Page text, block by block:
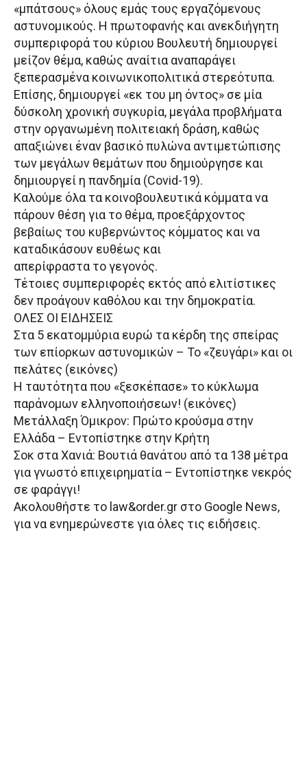
«μπάτσους» όλους εμάς τους εργαζόμενους
αστυνομικούς. Η πρωτοφανής και ανεκδιήγητη
συμπεριφορά του κύριου Βουλευτή δημιουργεί
μείζον θέμα, καθώς αναίτια αναπαράγει
ξεπερασμένα κοινωνικοπολιτικά στερεότυπα.
Επίσης, δημιουργεί «εκ του μη όντος» σε μία
δύσκολη χρονική συγκυρία, μεγάλα προβλήματα
στην οργανωμένη πολιτειακή δράση, καθώς
απαξιώνει έναν βασικό πυλώνα αντιμετώπισης
των μεγάλων θεμάτων που δημιούργησε και
δημιουργεί η πανδημία (Covid-19).
Καλούμε όλα τα κοινοβουλευτικά κόμματα να
πάρουν θέση για το θέμα, προεξάρχοντος
βεβαίως του κυβερνώντος κόμματος και να
καταδικάσουν ευθέως και
απερίφραστα το γεγονός.
Τέτοιες συμπεριφορές εκτός από ελιτίστικες
δεν προάγουν καθόλου και την δημοκρατία.
ΟΛΕΣ ΟΙ ΕΙΔΗΣΕΙΣ
Στα 5 εκατομμύρια ευρώ τα κέρδη της σπείρας
των επίορκων αστυνομικών – Το «ζευγάρι» και οι
πελάτες (εικόνες)
Η ταυτότητα που «ξεσκέπασε» το κύκλωμα
παράνομων ελληνοποιήσεων! (εικόνες)
Μετάλλαξη Όμικρον: Πρώτο κρούσμα στην
Ελλάδα – Εντοπίστηκε στην Κρήτη
Σοκ στα Χανιά: Βουτιά θανάτου από τα 138 μέτρα
για γνωστό επιχειρηματία – Εντοπίστηκε νεκρός
σε φαράγγι!
Aκολουθήστε το law&order.gr στο Google News,
για να ενημερώνεστε για όλες τις ειδήσεις.